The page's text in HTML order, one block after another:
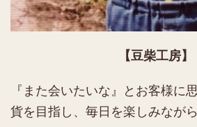
【豆柴工房】
『また会いたいな』とお客様に
貨を目指し、毎日を楽しみなが